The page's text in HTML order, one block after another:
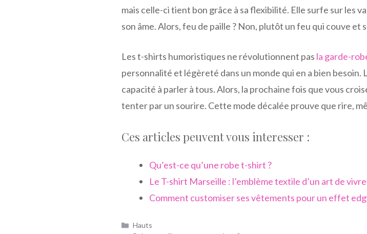
mais celle-ci tient bon grâce à sa flexibilité. Elle surfe sur les
son âme. Alors, feu de paille ? Non, plutôt un feu qui couve et
Les t-shirts humoristiques ne révolutionnent pas la garde-
personnalité et légèreté dans un monde qui en a bien
capacité à parler à tous. Alors, la prochaine fois que vous
tenter par un sourire. Cette mode décalée prouve que rire,
Ces articles peuvent vous interesser :
Qu’est-ce qu’une robe t-shirt ?
Le T-shirt Marseille : l’emblème textile d’un art de
Comment customiser ses vêtements pour un effet
Catégories
Hauts